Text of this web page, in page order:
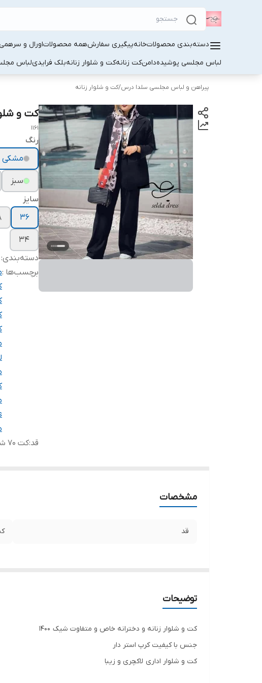
دسته‌بندی محصولاتخانهپیگیری سفارشهمه محصولاتاورال و
لباس مجلسی پوشیدهدامنکت زنانهکت و شلوار زنانهبلک فرایدیلباس
پیراهن و لباس مجلسی سلدا درس/کت و شلوار زنانه
کت و شلوار
1161
رنگ
مشکی
سبز
سایز
۳۶
۳۴
دسته‌بندی
برچسب‌ها :
قد:کت ۷۰ شلوار۱۰۰
مشخصات
قد کت
توضیحات
کت و شلوار زنانه و دخترانه خاص و متفاوت شیک ۱۴۰۰
جنس با کیفیت کرپ استر دار
کت و شلوار اداری لاکچری و زیبا